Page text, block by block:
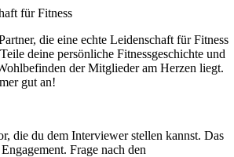
für Fitness
die eine echte Leidenschaft für Fitness
deine persönliche Fitnessgeschichte und
der Mitglieder am Herzen liegt.
gut an!
die du dem Interviewer stellen kannst. Das
Frage nach den